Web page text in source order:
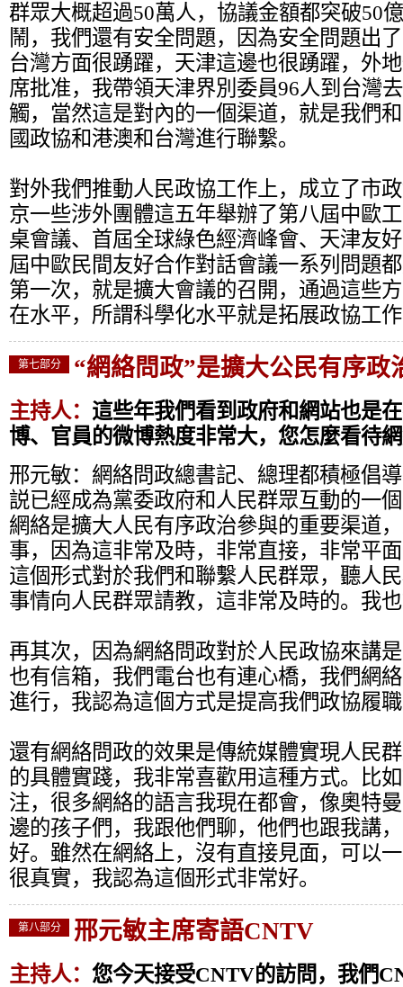
群眾大概超過50萬人，協議金額都突破50
鬧，我們還有安全問題，因為安全問題出
台灣方面很踴躍，天津這邊也很踴躍，外
席批准，我帶領天津界別委員96人到台灣
觸，當然這是對內的一個渠道，就是我們
國政協和港澳和台灣進行聯繫。
對外我們推動人民政協工作上，成立了市
京一些涉外團體這五年舉辦了第八屆中歐
桌會議、首屆全球綠色經濟峰會、天津友
屆中歐民間友好合作對話會議一系列問題
第一次，就是擴大會議的召開，通過這些
在水平，所謂科學化水平就是拓展政協工
第七部分 “網絡問政”是擴大公民有序政
主持人： 這些年我們看到政府和網站也是
博、官員的微博熱度非常大，您怎麼看待
邢元敏： 網絡問政總書記、總理都積極倡
説已經成為黨委政府和人民群眾互動的一
網絡是擴大人民有序政治參與的重要渠道
事，因為這非常及時，非常直接，非常平
這個形式對於我們和聯繫人民群眾，聽人
事情向人民群眾請教，這非常及時的。我
再其次，因為網絡問政對於人民政協來講
也有信箱，我們電台也有連心橋，我們網
進行，我認為這個方式是提高我們政協履
還有網絡問政的效果是傳統媒體實現人民
的具體實踐，我非常喜歡用這種方式。比
注，很多網絡的語言我現在都會，像奧特
邊的孩子們，我跟他們聊，他們也跟我講
好。雖然在網絡上，沒有直接見面，可以
很真實，我認為這個形式非常好。
第八部分 邢元敏主席寄語CNTV
主持人： 您今天接受CNTV的訪問，我們